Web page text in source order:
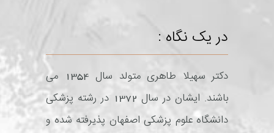
در یک نگاه :
دکتر سهیلا طاهری متولد سال 1354 می
باشند. ایشان در سال 1372 در رشته پزشکی
دانشگاه علوم پزشکی اصفهان پذیرفته شده و